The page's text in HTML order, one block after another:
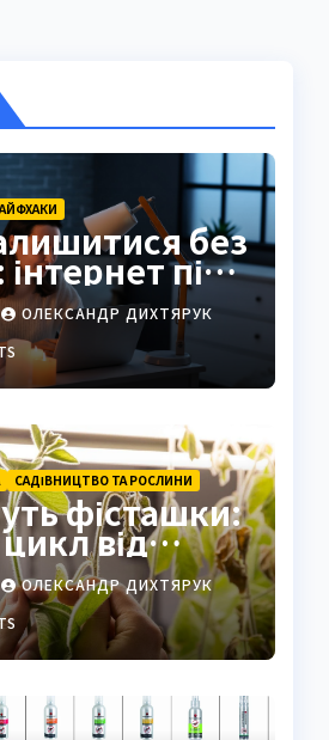
без
інтернет під
світла
ОЛЕКСАНДР ДИХТЯРУК
САДІВНИЦТВО ТА РОСЛИНИ
фісташки:
від
стиглого
ОЛЕКСАНДР ДИХТЯРУК